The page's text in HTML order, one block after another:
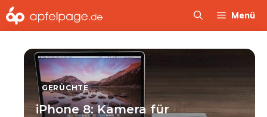
Zum
Inhalt
Menü
GERÜCHTE
iPhone 8: Kamera für